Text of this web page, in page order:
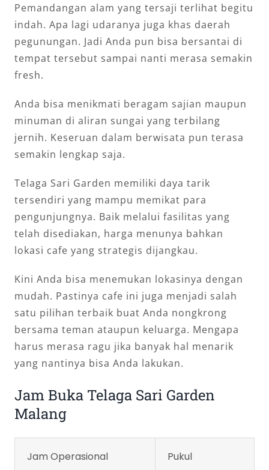
Pemandangan alam yang tersaji terlihat begitu
indah. Apa lagi udaranya juga khas daerah
pegunungan. Jadi Anda pun bisa bersantai di
tempat tersebut sampai nanti merasa semakin
fresh.
Anda bisa menikmati beragam sajian maupun
minuman di aliran sungai yang terbilang
jernih. Keseruan dalam berwisata pun terasa
semakin lengkap saja.
Telaga Sari Garden memiliki daya tarik
tersendiri yang mampu memikat para
pengunjungnya. Baik melalui fasilitas yang
telah disediakan, harga menunya bahkan
lokasi cafe yang strategis dijangkau.
Kini Anda bisa menemukan lokasinya dengan
mudah. Pastinya cafe ini juga menjadi salah
satu pilihan terbaik buat Anda nongkrong
bersama teman ataupun keluarga. Mengapa
harus merasa ragu jika banyak hal menarik
yang nantinya bisa Anda lakukan.
Jam Buka Telaga Sari Garden
Malang
Jam Operasional Pukul